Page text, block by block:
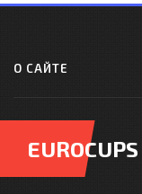
О САЙТЕ
EUROCUPS